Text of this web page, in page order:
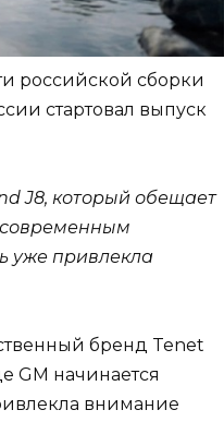
российской сборки
стартовал выпуск
J8, который обещает
современным
уже привлекла
бренд Tenet
GM начинается
внимание